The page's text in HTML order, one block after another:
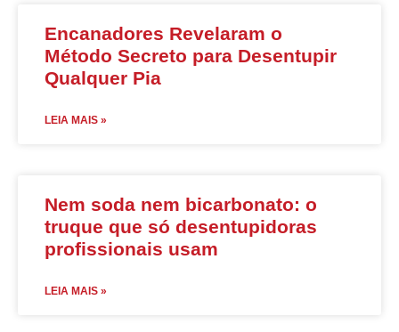
Encanadores Revelaram o
Método Secreto para Desentupir
Qualquer Pia
LEIA MAIS »
Nem soda nem bicarbonato: o
truque que só desentupidoras
profissionais usam
LEIA MAIS »